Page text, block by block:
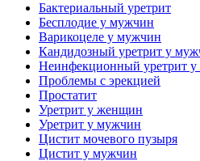
Бактериальный уретрит
Бесплодие у мужчин
Варикоцеле у мужчин
Кандидозный уретрит у
Неинфекционный уретрит
Проблемы с эрекцией
Простатит
Уретрит у женщин
Уретрит у мужчин
Цистит мочевого пузыря
Цистит у мужчин